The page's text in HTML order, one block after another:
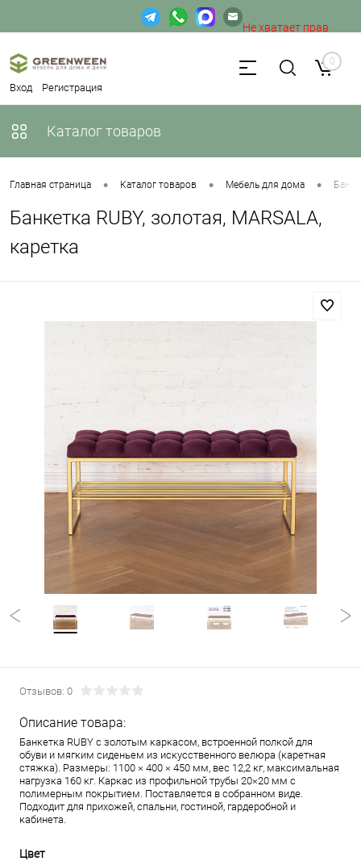
Вход Регистрация
Не хватает прав
доступа к веб-форме. 0
Каталог товаров
Главная страница • Каталог товаров • Мебель для дома •
Банкетка RUBY, золотая, MARSALA,
каретка
Отзывов: 0
Описание товара:
Банкетка RUBY с золотым каркасом, встроенной полкой для
обуви и мягким сиденьем из искусственного велюра (каретная
стяжка). Размеры: 1100 × 400 × 450 мм, вес 12,2 кг, максимальная
нагрузка 160 кг. Каркас из профильной трубы 20×20 мм с
полимерным покрытием. Поставляется в собранном виде.
Подходит для прихожей, спальни, гостиной, гардеробной и
кабинета.
Цвет